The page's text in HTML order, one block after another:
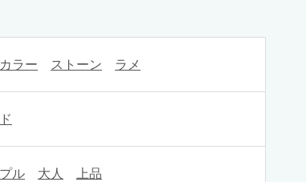
ラー ストーン ラメ
ル 大人 上品